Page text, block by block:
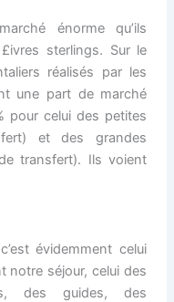
énorme qu’ils
sterlings. Sur le
réalisés par les
une part de marché
pour celui des petites
et des grandes
transfert). Ils voient
évidemment celui
notre séjour, celui des
des guides, des